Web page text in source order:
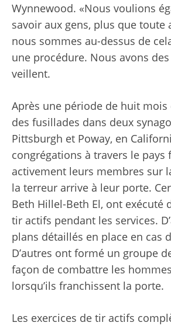
Wynnewood. «Nous voulions
savoir aux gens, plus que toute
nous sommes au-dessus de
une procédure. Nous avons
veillent.
Après une période de huit
des fusillades dans deux
Pittsburgh et Poway, en
congrégations à travers le pays
activement leurs membres sur
la terreur arrive à leur porte.
Beth Hillel-Beth El, ont exécuté
tir actifs pendant les services.
plans détaillés en place en cas
D’autres ont formé un groupe
façon de combattre les
lorsqu’ils franchissent la porte.
Les exercices de tir actifs